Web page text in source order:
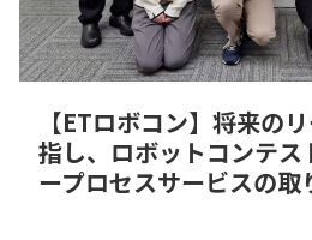
【ETロボコン】将来の
指し、ロボットコンテ
ープロセスサービスの取